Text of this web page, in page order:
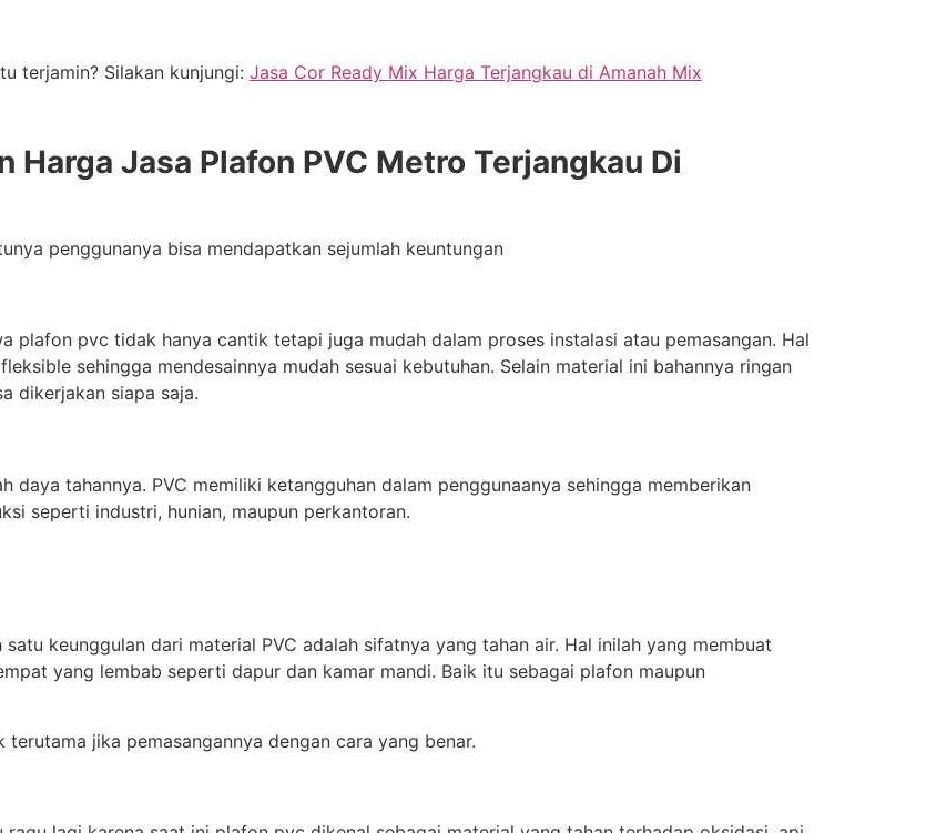
terjamin? Silakan kunjungi: Jasa Cor Ready Mix Harga Terjangkau di Amanah Mix
Harga Jasa Plafon PVC Metro Terjangkau Di
penggunanya bisa mendapatkan sejumlah keuntungan
plafon pvc tidak hanya cantik tetapi juga mudah dalam proses instalasi atau pemasangan. Hal
sehingga mendesainnya mudah sesuai kebutuhan. Selain material ini bahannya ringan
dikerjakan siapa saja.
daya tahannya. PVC memiliki ketangguhan dalam penggunaanya sehingga memberikan
seperti industri, hunian, maupun perkantoran.
keunggulan dari material PVC adalah sifatnya yang tahan air. Hal inilah yang membuat
yang lembab seperti dapur dan kamar mandi. Baik itu sebagai plafon maupun
jika pemasangannya dengan cara yang benar.